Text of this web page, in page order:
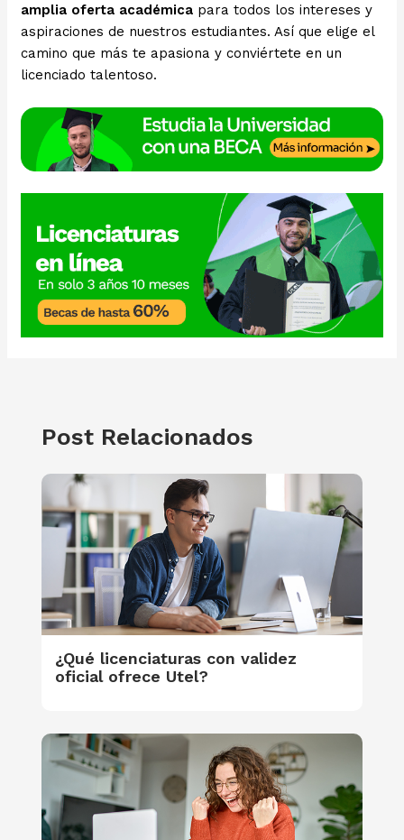
amplia oferta académica para todos los intereses y
aspiraciones de nuestros estudiantes. Así que elige el
camino que más te apasiona y conviértete en un
licenciado talentoso.
Post Relacionados
¿Qué licenciaturas con validez
oficial ofrece Utel?